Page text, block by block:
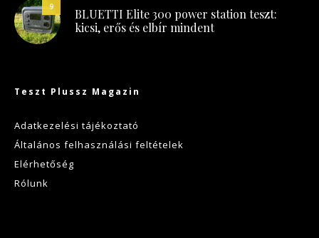
9
BLUETTI Elite 300 power station teszt:
kicsi, erős és elbír mindent
Teszt Plussz Magazin
Adatkezelési tájékoztató
Általános felhasználási feltételek
Elérhetőség
Rólunk